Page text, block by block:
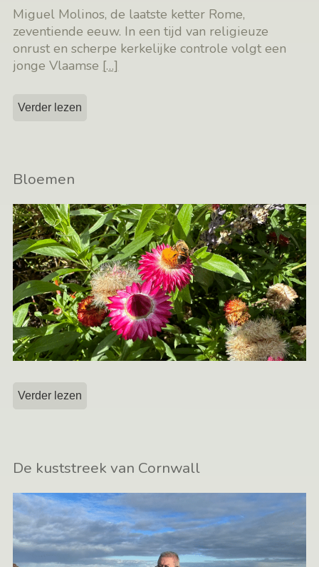
Miguel Molinos, de laatste ketter Rome,
zeventiende eeuw. In een tijd van religieuze
onrust en scherpe kerkelijke controle volgt een
jonge Vlaamse […]
Verder lezen
Bloemen
Verder lezen
De kuststreek van Cornwall